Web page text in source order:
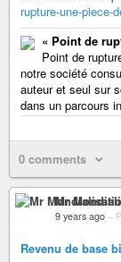
rupture-une-piece-
« Point de
Point de
notre société
auteur et seul sur
dans un parcours
0 comments
Mr
9 years ago –
Revenu de base